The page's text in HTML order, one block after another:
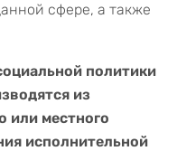
сфере, а также
политики
из
или местного
исполнительной